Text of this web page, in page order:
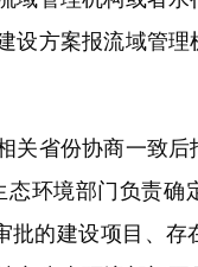
设方案报流域管
省份协商一致后
环境部门负责确
批的建设项目、